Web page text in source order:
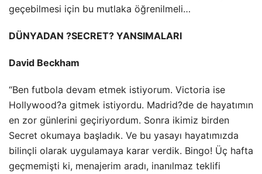
geçebilmesi için bu mutlaka öğrenilmeli…
DÜNYADAN ?SECRET? YANSIMALARI
David Beckham
“Ben futbola devam etmek istiyorum. Victoria ise
Hollywood?a gitmek istiyordu. Madrid?de de hayatımın
en zor günlerini geçiriyordum. Sonra ikimiz birden
Secret okumaya başladık. Ve bu yasayı hayatımızda
bilinçli olarak uygulamaya karar verdik. Bingo! Üç hafta
geçmemişti ki, menajerim aradı, inanılmaz teklifi